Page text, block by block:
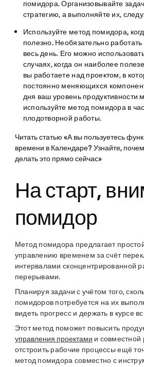
помидора. Организовывайте
стратегию, а выполняйте их,
Используйте метод помидора,
полезно.Необязательно
весь день. Его можно
случаях, когда он наиболее
вы работаете над проектом, в
постоянно меняющихся
дня ваш уровень продуктивности
используйте метод помидора в
плодотворной работы.
Читать статью «А вы пользуетесь
времени в Календаре? Узнайте,
делать это прямо сейчас»
На старт,
помидор
Метод помидора предлагает
управлению временем за счёт
интервалами сконцентрированной
перерывами.
Планируя задачи с учётом того,
помидоров потребуется на их
видеть прогресс и держать в курсе
Этот метод поможет повысить
управления проектами и совместной
отстроить рабочие процессы ещё
метод помидора совместно с